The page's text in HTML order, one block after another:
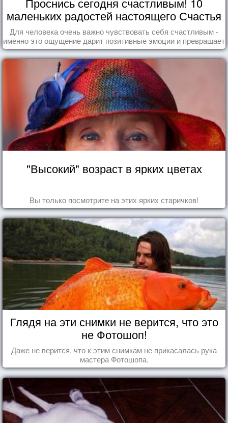
маленьких радостей настоящего Счастья
Для человека очень важно чувствовать себя счастливым -
именно это ощущение дарит позитивные эмоции и превращает
каждый день в маленький праздник.
"Высокий" возраст в ярких цветах
Вы только посмотрите на этих ярких старичков!
Глядя на эти снимки не верится, что это
не Фотошоп!
Даже не верится, что к этим снимкам не прикасалась рука
мастера Фотошопа.